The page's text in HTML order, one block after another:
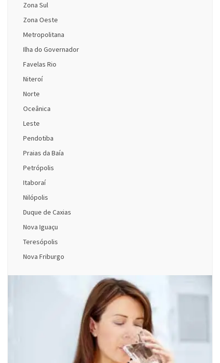
Zona Sul
Zona Oeste
Metropolitana
Ilha do Governador
Favelas Rio
Niteroí
Norte
Oceânica
Leste
Pendotiba
Praias da Baía
Petrópolis
Itaboraí
Nilópolis
Duque de Caxias
Nova Iguaçu
Teresópolis
Nova Friburgo